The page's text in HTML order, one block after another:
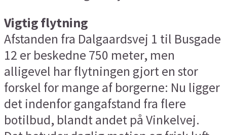
Vigtig flytning
Afstanden fra Dalgaardsvej 1 til Busgade
12 er beskedne 750 meter, men
alligevel har flytningen gjort en stor
forskel for mange af borgerne: Nu ligger
det indenfor gangafstand fra flere
botilbud, blandt andet på Vinkelvej.